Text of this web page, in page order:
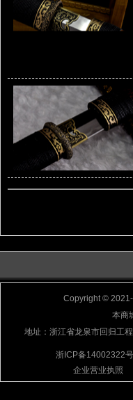
Copyright ©
本商
地址：浙江省龙泉市回归工
浙ICP备14002322
企业营业执照